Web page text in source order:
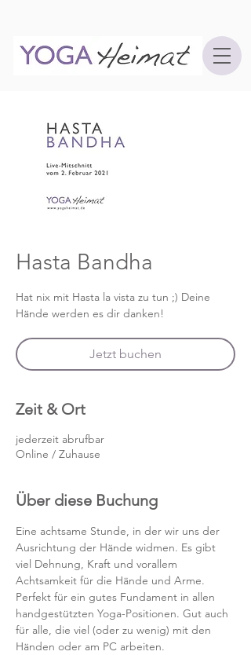
Hasta Bandha
Hat nix mit Hasta la vista zu tun ;) Deine
Hände werden es dir danken!
Jetzt buchen
Zeit & Ort
jederzeit abrufbar
Online / Zuhause
Über diese Buchung
Eine achtsame Stunde, in der wir uns der
Ausrichtung der Hände widmen. Es gibt
viel Dehnung, Kraft und vorallem
Achtsamkeit für die Hände und Arme.
Perfekt für ein gutes Fundament in allen
handgestützten Yoga-Positionen. Gut auch
für alle, die viel (oder zu wenig) mit den
Händen oder am PC arbeiten.